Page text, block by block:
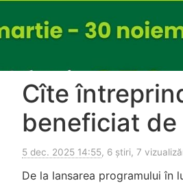
Cîte
beneficiat
5 dec. 2025 14:55, 6 știri, 7
De la lansarea programului în